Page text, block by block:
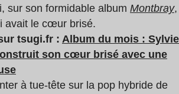
sur son formidable album Montbray,
avait le cœur brisé.
tsugi.fr : Album du mois : Sylvie
son cœur brisé avec une
à tue-tête sur la pop hybride de